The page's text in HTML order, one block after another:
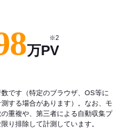
万PV
※2
です（特定のブラウザ、OS等に
する場合があります）。なお、モ
重複や、第三者による自動収集プ
り排除して計測しています。